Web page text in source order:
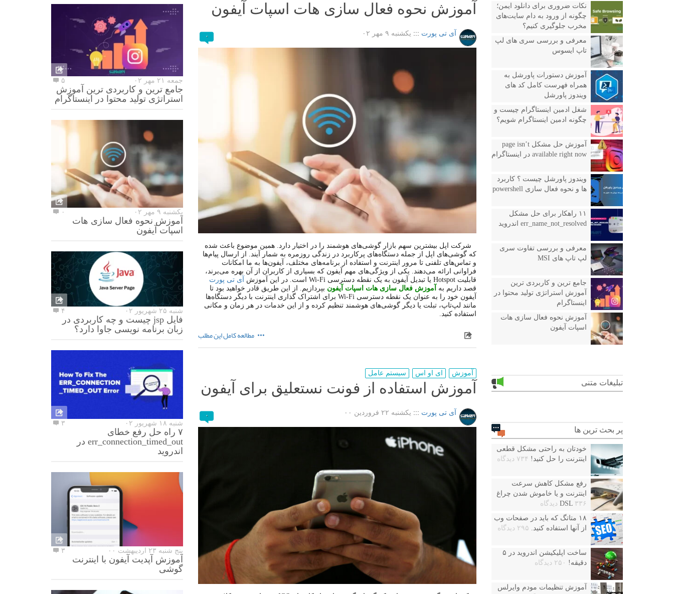
آموزش نحوه فعال سازی هات اسپات آیفون
آی تی پورت ::: یکشنبه ۹ مهر ۰۲ ۰
شرکت اپل بیشترین سهم بازار گوشی‌های هوشمند را در اختیار دارد. همین موضوع باعث شده
که گوشی‌های اپل از جمله دستگاه‌های پرکاربرد در زندگی روزمره به شمار آیند. از ارسال پیام‌ها
و تماس‌های تلفنی تا مرور اینترنت و استفاده از برنامه‌های مختلف، آیفون‌ها به ما امکانات
فراوانی ارائه می‌دهند. یکی از ویژگی‌های مهم آیفون که بسیاری از کاربران از آن بهره می‌برند،
قابلیت Hotspot یا تبدیل آیفون به یک نقطه دسترسی Wi-Fi است. در این آموزش
آی تی پورت
قصد داریم به
آموزش فعال سازیهات اسپات آیفون بپردازیم. از این طریق قادر خواهید بود تا
آیفون خود را به عنوان یک نقطه دسترسی Wi-Fi برای اشتراک گذاری اینترنت با دیگر دستگاه‌ها
مانند لپ‌تاپ، تبلت یا دیگر گوشی‌های هوشمند تنظیم کرده و از این خدمات در هر زمان و مکانی
استفاده کنید.
مطالعه کامل این مطلب
آموزش ای او اس سیستم عامل
آموزش استفاده از فونت نستعلیق برای آیفون
آی تی پورت ::: یکشنبه ۲۲ فروردین ۰۰ ۰
نکات ضروری برای دانلود ایمن؛
چگونه از ورود به دام سایت‌های
مخرب جلوگیری کنیم؟
معرفی و بررسی سری های لپ
تاپ ایسوس
آموزش دستورات پاورشل به
همراه فهرست کامل کد های
ویندوز پاورشل
شغل ادمین اینستاگرام چیست و
چگونه ادمین اینستاگرام شویم؟
آموزش حل مشکل page isn’t
available right now در اینستاگرام
ویندوز پاورشل چیست ؟ کاربرد
ها و نحوه فعال سازی powershell
۱۱ راهکار برای حل مشکل
err_name_not_resolved اندروید
معرفی و بررسی تفاوت سری
لپ تاپ های MSI
جامع ترین و کاربردی ترین
آموزش استراتژی تولید محتوا در
اینستاگرام
آموزش نحوه فعال سازی هات
اسپات آیفون
تبلیغات متنی
پر بحث ترین ها
خودتان به راحتی مشکل قطعی
اینترنت را حل کنید! ۷۳۴ دیدگاه
رفع مشکل کاهش سرعت
اینترنت و یا خاموش شدن چراغ
DSL ۳۳۶ دیدگاه
۱۸ متاتگ که باید در صفحات وب
از آنها استفاده کنید. ۲۹۵ دیدگاه
ساخت اپلیکیشن اندروید در ۵
دقیقه! ۲۵۰ دیدگاه
آموزش تنظیمات مودم وایرلس
جمعه ۲۱ مهر ۰۲ ۵
جامع ترین و کاربردی ترین آموزش
استراتژی تولید محتوا در اینستاگرام
یکشنبه ۹ مهر ۰۲ ۰
آموزش نحوه فعال سازی هات
اسپات آیفون
شنبه ۲۵ شهریور ۰۲ ۴
فایل jsp چیست و چه کاربردی در
زبان برنامه نویسی جاوا دارد؟
شنبه ۱۸ شهریور ۰۲ ۳
۷ راه حل رفع خطای
err_connection_timed_out در
اندروید
پنج شنبه ۲۳ اردیبهشت ۰۰ ۳
آموزش آپدیت آیفون با اینترنت
گوشی